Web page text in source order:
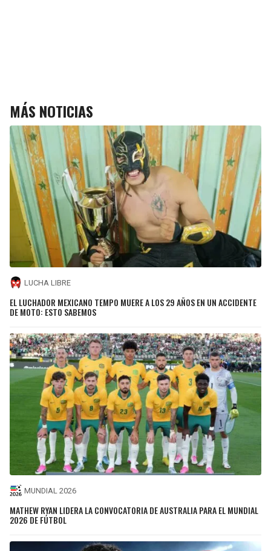
MÁS NOTICIAS
LUCHA LIBRE
EL LUCHADOR MEXICANO TEMPO MUERE A LOS 29 AÑOS EN UN ACCIDENTE
DE MOTO: ESTO SABEMOS
MUNDIAL 2026
MATHEW RYAN LIDERA LA CONVOCATORIA DE AUSTRALIA PARA EL MUNDIAL
2026 DE FÚTBOL